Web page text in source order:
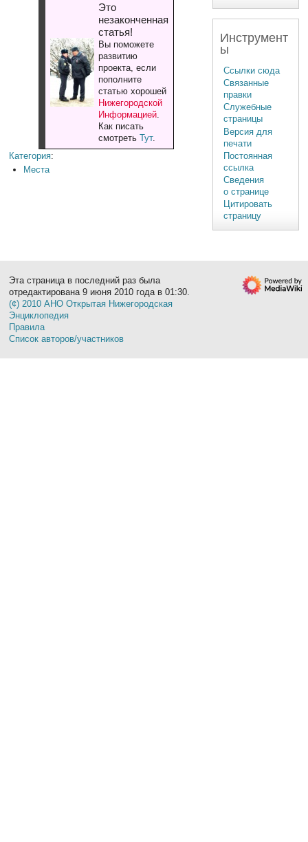
Это
незаконченная
статья!
Вы поможете
развитию
проекта, если
пополните
статью хорошей
Нижегородской
Информацией.
Как писать
смотреть Тут.
Категория:
Места
Инструмент
ы
Ссылки сюда
Связанные
правки
Служебные
страницы
Версия для
печати
Постоянная
ссылка
Сведения
о странице
Цитировать
страницу
Эта страница в последний раз была
отредактирована 9 июня 2010 года в 01:30.
(¢) 2010 АНО Открытая Нижегородская
Энциклопедия
Правила
Список авторов/участников